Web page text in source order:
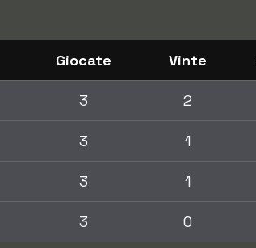
Giocate Vinte
3 2
3 1
3 1
3 0